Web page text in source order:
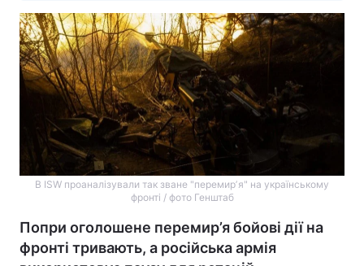
В ISW проаналізували так зване "перемирʼя" на українському
фронті / фото Генштаб
Попри оголошене перемир’я бойові дії на
фронті тривають, а російська армія